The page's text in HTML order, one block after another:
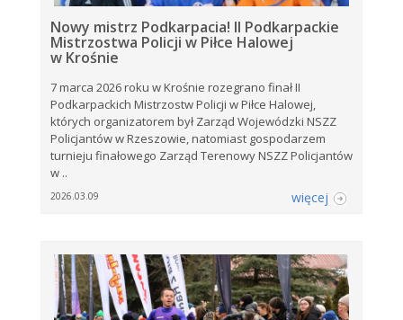
Nowy mistrz Podkarpacia! II Podkarpackie
Mistrzostwa Policji w Piłce Halowej
w Krośnie
7 marca 2026 roku w Krośnie rozegrano finał II
Podkarpackich Mistrzostw Policji w Piłce Halowej,
których organizatorem był Zarząd Wojewódzki NSZZ
Policjantów w Rzeszowie, natomiast gospodarzem
turnieju finałowego Zarząd Terenowy NSZZ Policjantów
w ..
2026.03.09 więcej